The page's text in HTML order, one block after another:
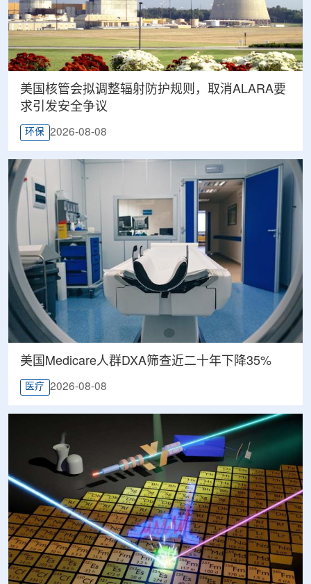
美国核管会拟调整辐射防护规则，取消ALARA要
求引发安全争议
环保 2026-08-08
美国Medicare人群DXA筛查近二十年下降35%
医疗 2026-08-08